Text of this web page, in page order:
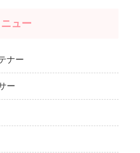
ュー
ナー
ー